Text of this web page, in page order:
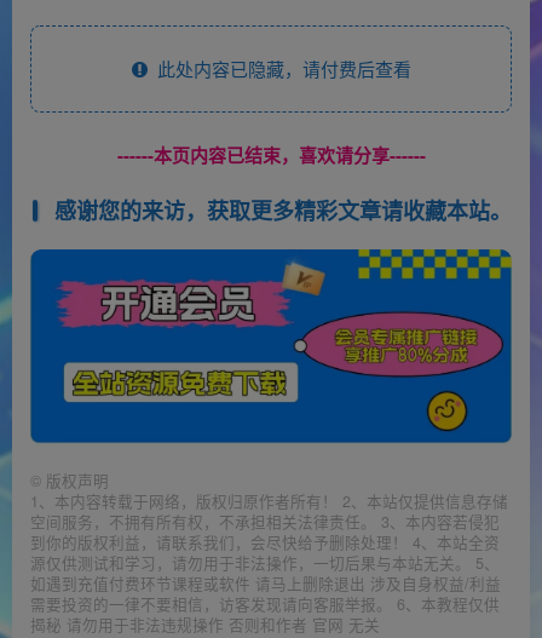
此处内容已隐藏，请付费后查看
------本页内容已结束，喜欢请分享------
感谢您的来访，获取更多精彩文章请收藏本站。
© 版权声明
1、本内容转载于网络，版权归原作者所有！ 2、本站仅提供信息存储
空间服务，不拥有所有权，不承担相关法律责任。 3、本内容若侵犯
到你的版权利益，请联系我们，会尽快给予删除处理！ 4、本站全资
源仅供测试和学习，请勿用于非法操作，一切后果与本站无关。 5、
如遇到充值付费环节课程或软件 请马上删除退出 涉及自身权益/利益
需要投资的一律不要相信，访客发现请向客服举报。 6、本教程仅供
揭秘 请勿用于非法违规操作 否则和作者 官网 无关